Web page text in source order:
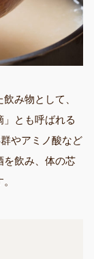
み物として、
とも呼ばれる
やアミノ酸など
を飲み、体の芯